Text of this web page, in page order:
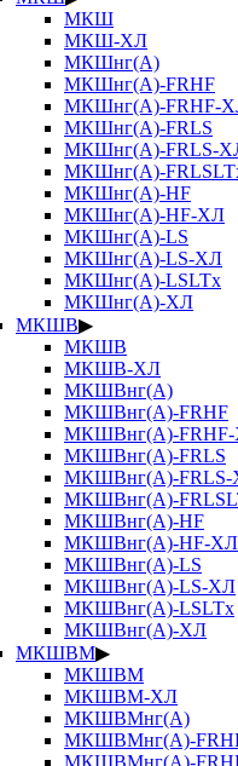
МКШ
МКШ-ХЛ
МКШнг(А)
МКШнг(А)-FRHF
МКШнг(А)-FRHF-
МКШнг(А)-FRLS
МКШнг(А)-FRLS-
МКШнг(А)-
МКШнг(А)-HF
МКШнг(А)-HF-ХЛ
МКШнг(А)-LS
МКШнг(А)-LS-ХЛ
МКШнг(А)-LSLTx
МКШнг(А)-ХЛ
МКШВ▶
МКШВ
МКШВ-ХЛ
МКШВнг(А)
МКШВнг(А)-FRHF
МКШВнг(А)-
МКШВнг(А)-FRLS
МКШВнг(А)-
МКШВнг(А)-
МКШВнг(А)-HF
МКШВнг(А)-HF-ХЛ
МКШВнг(А)-LS
МКШВнг(А)-LS-ХЛ
МКШВнг(А)-LSLTx
МКШВнг(А)-ХЛ
МКШВМ▶
МКШВМ
МКШВМ-ХЛ
МКШВМнг(А)
МКШВМнг(А)-
МКШВМнг(А)-